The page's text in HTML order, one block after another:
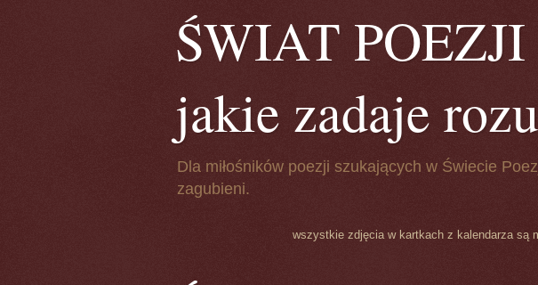
ŚWIAT POEZJI
jakie zadaje
Dla miłośników poezji szukających w Świecie
zagubieni.
wszystkie zdjęcia w kartkach z kalendarza są